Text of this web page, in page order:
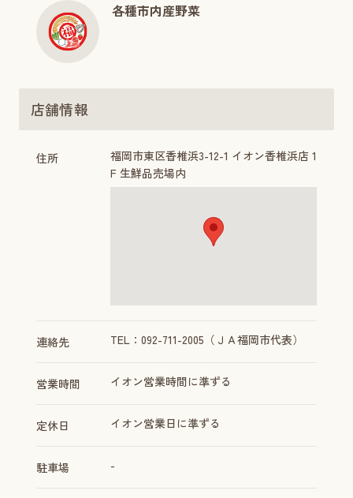
各種市内産野菜
店舗情報
住所
福岡市東区香椎浜3-12-1 イオン香椎浜店 1
F 生鮮品売場内
連絡先 TEL：092-711-2005（ＪＡ福岡市代表）
営業時間 イオン営業時間に準ずる
定休日 イオン営業日に準ずる
駐車場 -